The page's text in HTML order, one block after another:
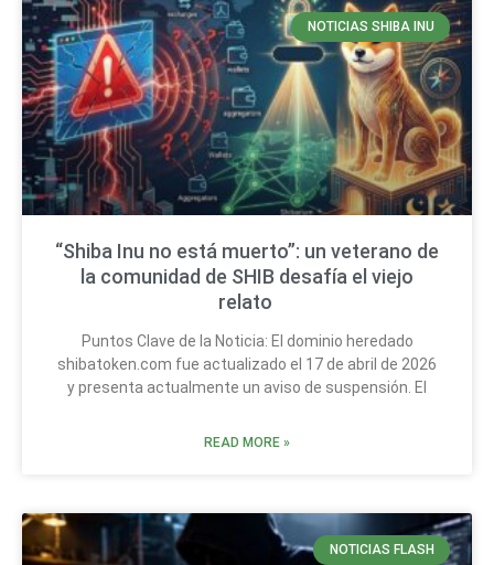
NOTICIAS SHIBA INU
“Shiba Inu no está muerto”: un veterano de
la comunidad de SHIB desafía el viejo
relato
Puntos Clave de la Noticia: El dominio heredado
shibatoken.com fue actualizado el 17 de abril de 2026
y presenta actualmente un aviso de suspensión. El
READ MORE »
NOTICIAS FLASH